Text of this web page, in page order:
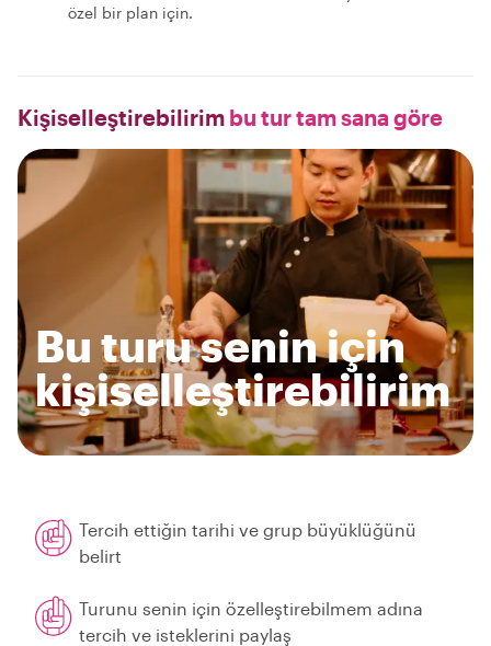
özel bir plan için.
Kişiselleştirebilirim bu tur tam sana göre
Bu turu senin için
kişiselleştirebilirim
Tercih ettiğin tarihi ve grup büyüklüğünü
belirt
Turunu senin için özelleştirebilmem adına
tercih ve isteklerini paylaş